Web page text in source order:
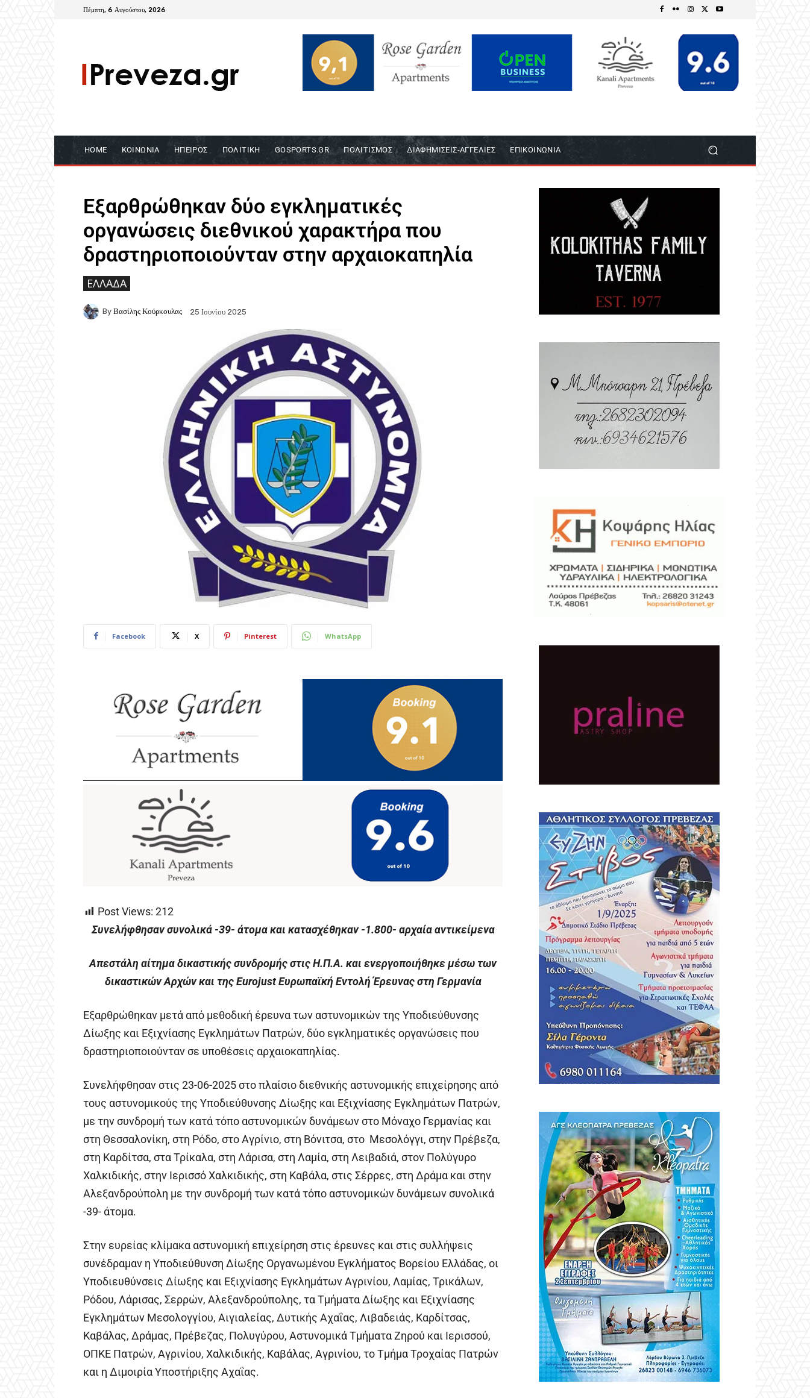
Πέμπτη, 6 Αυγούστου, 2026
HOME ΚΟΙΝΩΝΊΑ ΉΠΕΙΡΟΣ ΠΟΛΙΤΙΚΉ GOSPORTS.GR ΠΟΛΙΤΙΣΜΌΣ ΔΙΑΦΗΜΊΣΕΙΣ-ΑΓΓΕΛΊΕΣ ΕΠΙΚΟΙΝΩΝΙΑ
Εξαρθρώθηκαν δύο εγκληματικές
οργανώσεις διεθνικού χαρακτήρα που
δραστηριοποιούνταν στην αρχαιοκαπηλία
ΕΛΛΆΔΑ
By Βασίλης Κούρκουλας 25 Ιουνίου 2025
Facebook X Pinterest WhatsApp
Post Views: 212
Συνελήφθησαν συνολικά -39- άτομα και κατασχέθηκαν -1.800- αρχαία αντικείμενα
Απεστάλη αίτημα δικαστικής συνδρομής στις Η.Π.Α. και ενεργοποιήθηκε μέσω των
δικαστικών Αρχών και της Eurojust Ευρωπαϊκή Εντολή Έρευνας στη Γερμανία
Εξαρθρώθηκαν μετά από μεθοδική έρευνα των αστυνομικών της Υποδιεύθυνσης
Δίωξης και Εξιχνίασης Εγκλημάτων Πατρών, δύο εγκληματικές οργανώσεις που
δραστηριοποιούνταν σε υποθέσεις αρχαιοκαπηλίας.
Συνελήφθησαν στις 23-06-2025 στο πλαίσιο διεθνικής αστυνομικής επιχείρησης από
τους αστυνομικούς της Υποδιεύθυνσης Δίωξης και Εξιχνίασης Εγκλημάτων Πατρών,
με την συνδρομή των κατά τόπο αστυνομικών δυνάμεων στο Μόναχο Γερμανίας και
στη Θεσσαλονίκη, στη Ρόδο, στο Αγρίνιο, στη Βόνιτσα, στο Μεσολόγγι, στην Πρέβεζα,
στη Καρδίτσα, στα Τρίκαλα, στη Λάρισα, στη Λαμία, στη Λειβαδιά, στον Πολύγυρο
Χαλκιδικής, στην Ιερισσό Χαλκιδικής, στη Καβάλα, στις Σέρρες, στη Δράμα και στην
Αλεξανδρούπολη με την συνδρομή των κατά τόπο αστυνομικών δυνάμεων συνολικά
-39- άτομα.
Στην ευρείας κλίμακα αστυνομική επιχείρηση στις έρευνες και στις συλλήψεις
συνέδραμαν η Υποδιεύθυνση Δίωξης Οργανωμένου Εγκλήματος Βορείου Ελλάδας, οι
Υποδιευθύνσεις Δίωξης και Εξιχνίασης Εγκλημάτων Αγρινίου, Λαμίας, Τρικάλων,
Ρόδου, Λάρισας, Σερρών, Αλεξανδρούπολης, τα Τμήματα Δίωξης και Εξιχνίασης
Εγκλημάτων Μεσολογγίου, Αιγιαλείας, Δυτικής Αχαΐας, Λιβαδειάς, Καρδίτσας,
Καβάλας, Δράμας, Πρέβεζας, Πολυγύρου, Αστυνομικά Τμήματα Ζηρού και Ιερισσού,
ΟΠΚΕ Πατρών, Αγρινίου, Χαλκιδικής, Καβάλας, Αγρινίου, το Τμήμα Τροχαίας Πατρών
και η Διμοιρία Υποστήριξης Αχαΐας.